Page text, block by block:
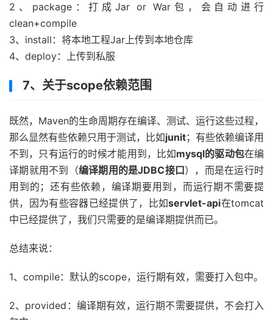
2、package：打成Jar or War包，会自动进行
clean+compile
3、install：将本地工程Jar上传到本地仓库
4、deploy：上传到私服
7、关于scope依赖范围
既然，Maven的生命周期存在编译、测试、运行这些过程，
那么显然有些依赖只用于测试，比如junit；有些依赖编译用
不到，只有运行的时候才能用到，比如mysql的驱动包在编
译期就用不到（编译期用的是JDBC接口），而是在运行时
用到的；还有些依赖，编译期要用到，而运行期不需要提
供，因为有些容器已经提供了，比如servlet-api在tomcat
中已经提供了，我们只需要的是编译期提供而已。
总结来说：
1、compile：默认的scope，运行期有效，需要打入包中。
2、provided：编译期有效，运行期不需要提供，不会打入